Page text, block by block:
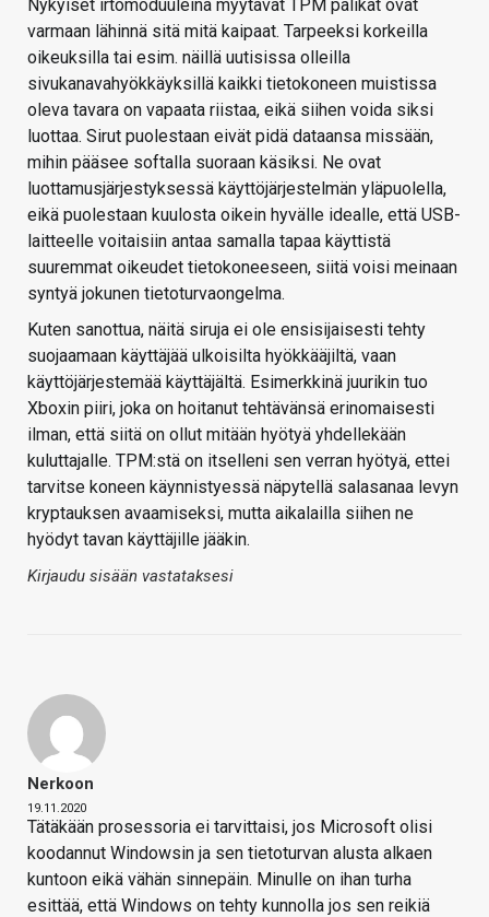
Nykyiset irtomoduuleina myytävät TPM palikat ovat
varmaan lähinnä sitä mitä kaipaat. Tarpeeksi korkeilla
oikeuksilla tai esim. näillä uutisissa olleilla
sivukanavahyökkäyksillä kaikki tietokoneen muistissa
oleva tavara on vapaata riistaa, eikä siihen voida siksi
luottaa. Sirut puolestaan eivät pidä dataansa missään,
mihin pääsee softalla suoraan käsiksi. Ne ovat
luottamusjärjestyksessä käyttöjärjestelmän yläpuolella,
eikä puolestaan kuulosta oikein hyvälle idealle, että USB-
laitteelle voitaisiin antaa samalla tapaa käyttistä
suuremmat oikeudet tietokoneeseen, siitä voisi meinaan
syntyä jokunen tietoturvaongelma.
Kuten sanottua, näitä siruja ei ole ensisijaisesti tehty
suojaamaan käyttäjää ulkoisilta hyökkääjiltä, vaan
käyttöjärjestemää käyttäjältä. Esimerkkinä juurikin tuo
Xboxin piiri, joka on hoitanut tehtävänsä erinomaisesti
ilman, että siitä on ollut mitään hyötyä yhdellekään
kuluttajalle. TPM:stä on itselleni sen verran hyötyä, ettei
tarvitse koneen käynnistyessä näpytellä salasanaa levyn
kryptauksen avaamiseksi, mutta aikalailla siihen ne
hyödyt tavan käyttäjille jääkin.
Kirjaudu sisään vastataksesi
Nerkoon
19.11.2020
Tätäkään prosessoria ei tarvittaisi, jos Microsoft olisi
koodannut Windowsin ja sen tietoturvan alusta alkaen
kuntoon eikä vähän sinnepäin. Minulle on ihan turha
esittää, että Windows on tehty kunnolla jos sen reikiä